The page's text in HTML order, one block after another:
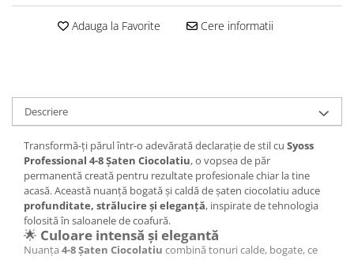
Dus si Baie
Sampon pentru Copii
Uleiuri, Lotiuni si Creme
Igiena Orala
Pasta de Dinti
Periuta de Dinti
Jucarii copii
Scutece pentru Copii
Adauga la Favorite Cere informatii
Descriere
Transformă-ți părul într-o adevărată declarație de stil cu Syoss
Professional 4-8 Șaten Ciocolatiu, o vopsea de păr
permanentă creată pentru rezultate profesionale chiar la tine
acasă. Această nuanță bogată și caldă de șaten ciocolatiu aduce
profunditate, strălucire și eleganță, inspirate de tehnologia
folosită în saloanele de coafură.
🌟 Culoare intensă și elegantă
Nuanța 4-8 Șaten Ciocolatiu combină tonuri calde, bogate, ce